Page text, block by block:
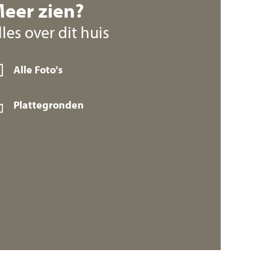
zien?
over dit huis
Alle Foto's
Plattegronden